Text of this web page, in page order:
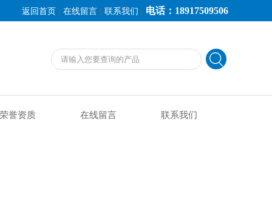
返回首页 | 在线留言 | 联系我们 | 电话：18917509506
荣誉资质 在线留言 联系我们